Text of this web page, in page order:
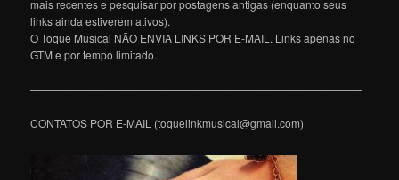
mais recentes e pesquisar por postagens antigas (enquanto seus
links ainda estiverem ativos).
O Toque Musical NÃO ENVIA LINKS POR E-MAIL. Links apenas no
GTM e por tempo limitado.
———————————————————————————————
CONTATOS POR E-MAIL (toquelinkmusical@gmail.com)